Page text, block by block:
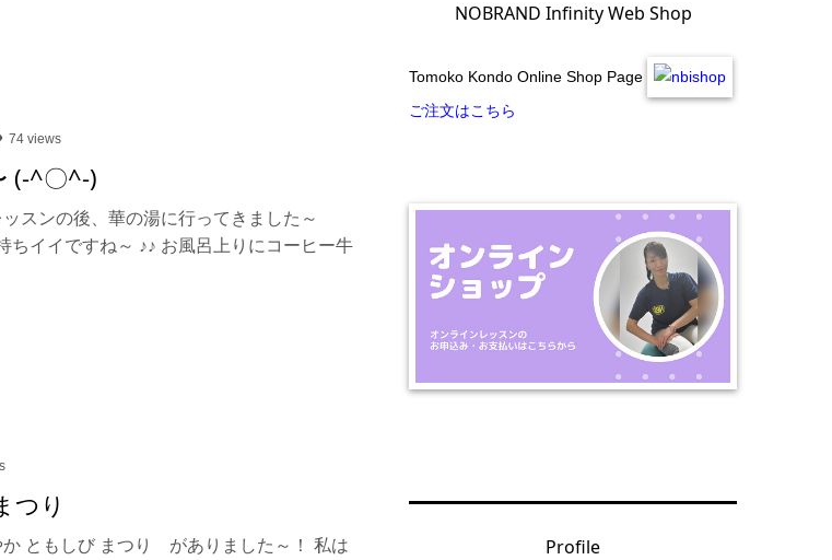
74 views
(-^〇^-)
スンの後、華の湯に行ってきました～
ちイイですね～ ♪♪ お風呂上りにコーヒー牛
つり
ともしび まつり がありました～！ 私は
NOBRAND Infinity Web Shop
Tomoko Kondo Online Shop Page
ご注文はこちら
Profile